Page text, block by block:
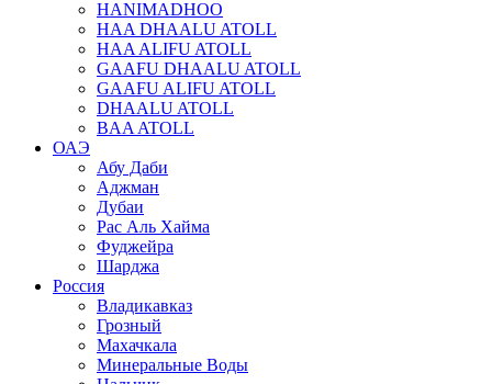
HANIMADHOO
HAA DHAALU ATOLL
HAA ALIFU ATOLL
GAAFU DHAALU ATOLL
GAAFU ALIFU ATOLL
DHAALU ATOLL
BAA ATOLL
ОАЭ
Абу Даби
Аджман
Дубаи
Рас Аль Хайма
Фуджейра
Шарджа
Россия
Владикавказ
Грозный
Махачкала
Минеральные Воды